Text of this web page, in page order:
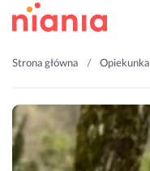
Strona główna Opiekunka